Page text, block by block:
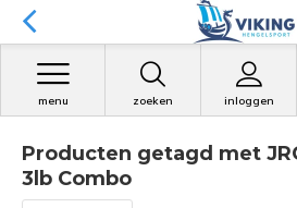
zoeken inloggen
menu
Producten getagd met
3lb Combo